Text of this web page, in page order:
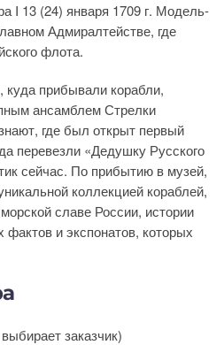
I 13 (24) января 1709 г. Модель-
Адмиралтействе, где
флота.
прибывали корабли,
ансамблем Стрелки
где был открыт первый
перевезли «Дедушку Русского
сейчас. По прибытию в музей,
коллекцией кораблей,
славе России, истории
и экспонатов, которых
заказчик)